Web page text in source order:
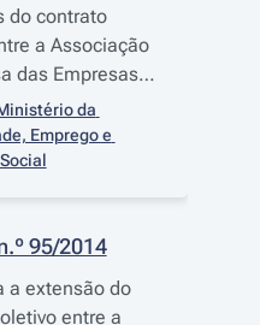
do contrato
a Associação
das Empresas
e
a FETESE -
dos Sindicatos da
da
Emprego e
95/2014
a extensão do
entre a